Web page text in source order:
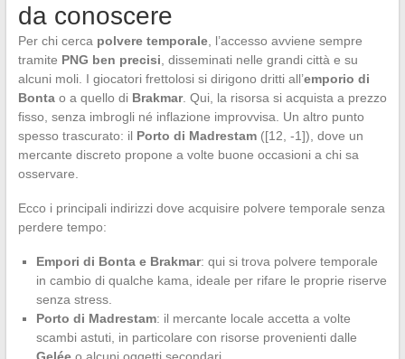
da conoscere
Per chi cerca polvere temporale, l’accesso avviene sempre
tramite PNG ben precisi , disseminati nelle grandi città e su
alcuni moli. I giocatori frettolosi si dirigono dritti all’emporio di
Bontao a quello di Brakmar. Qui, la risorsa si acquista a prezzo
fisso, senza imbrogli né inflazione improvvisa. Un altro punto
spesso trascurato: il Porto di Madrestam([12, -1]), dove un
mercante discreto propone a volte buone occasioni a chi sa
osservare.
Ecco i principali indirizzi dove acquisire polvere temporale senza
perdere tempo:
Empori di Bonta e Brakmar: qui si trova polvere temporale
in cambio di qualche kama, ideale per rifare le proprie riserve
senza stress.
Porto di Madrestam: il mercante locale accetta a volte
scambi astuti, in particolare con risorse provenienti dalle